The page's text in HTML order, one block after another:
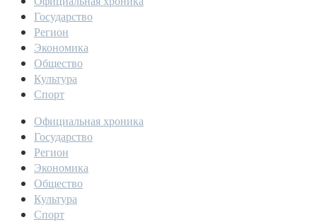
Государство
Регион
Экономика
Общество
Культура
Спорт
Официальная хроника
Государство
Регион
Экономика
Общество
Культура
Спорт